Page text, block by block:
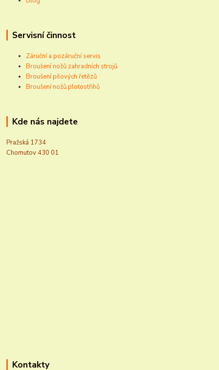
Servisní činnost
Záruční a pozáruční servis
Broušení nožů zahradních strojů
Broušení pilových řetězů
Broušení nožů plotostřihů
Kde nás najdete
Pražská 1734
Chomutov 430 01
Kontakty